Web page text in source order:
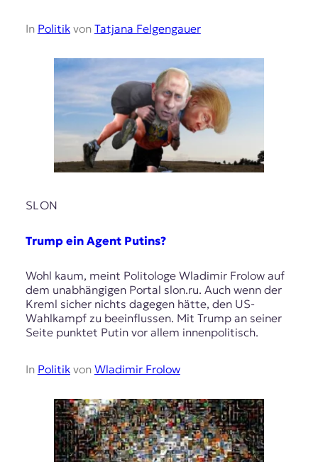
In Politikvon Tatjana Felgengauer
SLON
Trump ein Agent Putins?
Wohl kaum, meint Politologe Wladimir Frolow auf
dem unabhängigen Portal slon.ru. Auch wenn der
Kreml sicher nichts dagegen hätte, den US-
Wahlkampf zu beeinflussen. Mit Trump an seiner
Seite punktet Putin vor allem innenpolitisch.
In Politikvon Wladimir Frolow